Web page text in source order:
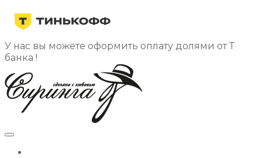
У нас вы можете оформить оплату долями от Т
банка !